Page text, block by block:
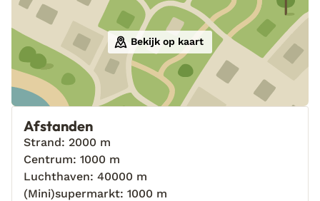
Bekijk op kaart
Afstanden
Strand: 2000 m
Centrum: 1000 m
Luchthaven: 40000 m
(Mini)supermarkt: 1000 m